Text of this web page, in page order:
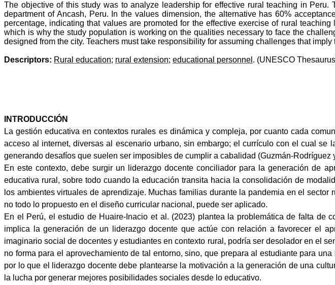
The objective of this study was to analyze leadership for effective rural teaching in
department of Ancash, Peru. In the values dimension, the alternative has 60%
percentage, indicating that values are promoted for the effective exercise of rural
which is why the study population is working on the qualities necessary to face the
designed from the city. Teachers must take responsibility for assuming challenges that
Descriptors: Rural education; rural extension; educational personnel . (UNESCO
INTRODUCCIÓN
La gestión educativa en contextos rurales es dinámica y compleja, por cuanto cada
acceso al internet, diversas al escenario urbano, sin embargo; el currículo con el cual
generando desafíos que suelen ser imposibles de cumplir a cabalidad (Guzmán-Rodríguez
En este contexto, debe surgir un liderazgo docente conciliador para la generación de
educativa rural, sobre todo cuando la educación transita hacia la consolidación de
los ambientes virtuales de aprendizaje. Muchas familias durante la pandemia en el
no todo lo propuesto en el diseño curricular nacional, puede ser aplicado.
En el Perú, el estudio de Huaire-Inacio et al. (2023) plantea la problemática de falta de
implica la generación de un liderazgo docente que actúe con relación a favorecer el
imaginario social de docentes y estudiantes en contexto rural, podría ser desolador en el
no forma para el aprovechamiento de tal entorno, sino, que prepara al estudiante para
por lo que el liderazgo docente debe plantearse la motivación a la generación de una
la lucha por generar mejores posibilidades sociales desde lo educativo.